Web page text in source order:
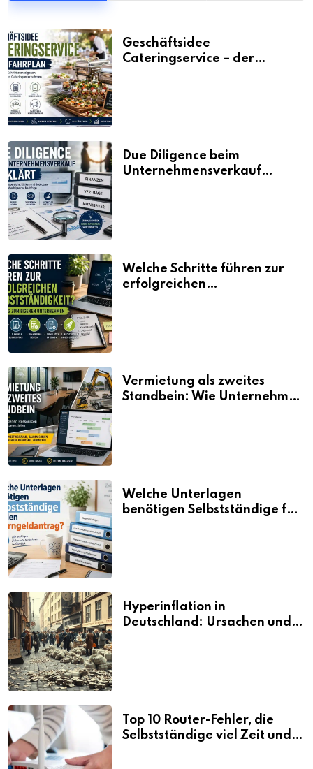
Geschäftsidee
Cateringservice – der
Due Diligence beim
Unternehmensverkauf
Welche Schritte führen zur
erfolgreichen
Vermietung als zweites
Standbein: Wie Unternehmen
Welche Unterlagen
benötigen Selbstständige für
Hyperinflation in
Deutschland: Ursachen und
Top 10 Router-Fehler, die
Selbstständige viel Zeit und